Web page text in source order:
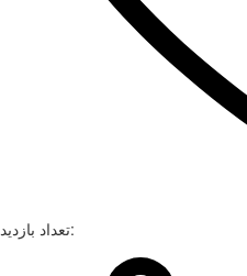
تعداد بازدید: